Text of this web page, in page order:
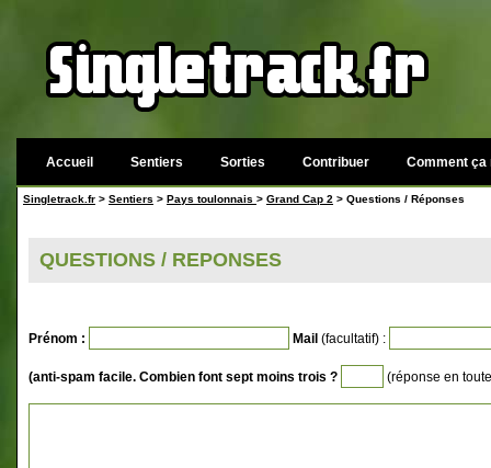
Accueil Sentiers Sorties Contribuer Comment ça
Singletrack.fr > Sentiers > Pays toulonnais > Grand Cap 2 > Questions / Réponses
QUESTIONS / REPONSES
Prénom : Mail (facultatif) :
(anti-spam facile. Combien font sept moins trois ? (réponse en